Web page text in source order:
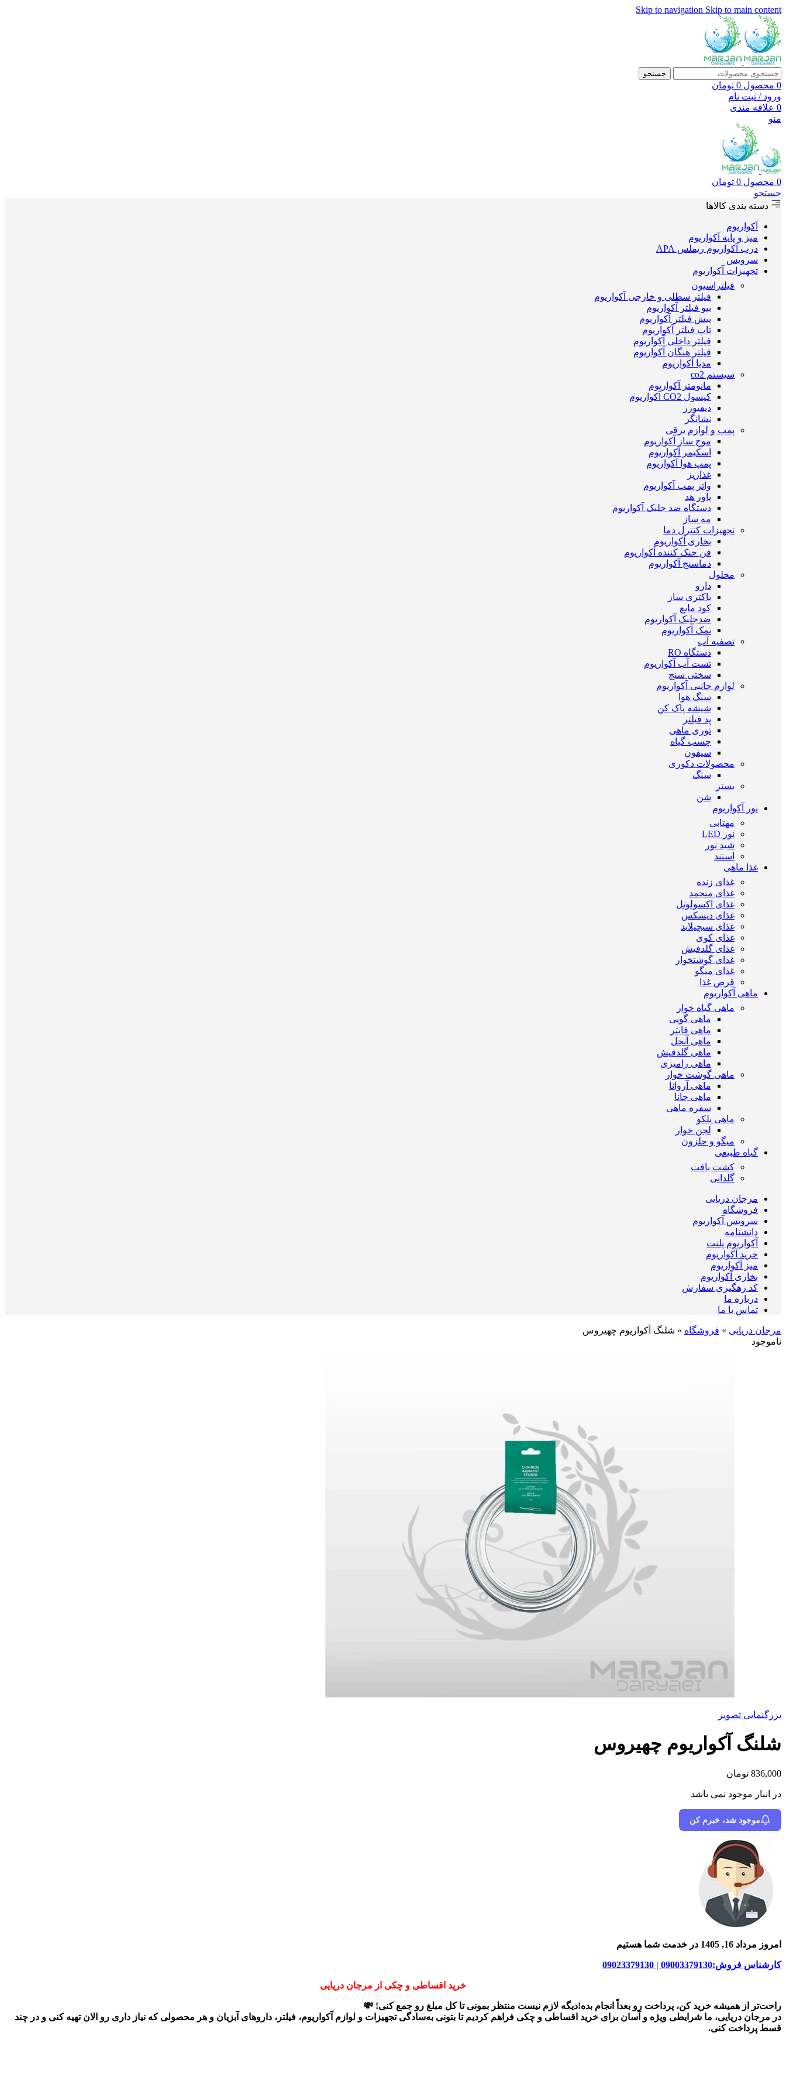
Skip to navigation Skip to main content
جستجو
0 محصول 0 تومان
ورود / ثبت نام
0 علاقه مندی
منو
0 محصول 0 تومان
جستجو
دسته بندی کالاها
آکواریوم
میز و پایه آکواریوم
درب آکواریوم ریملس APA
سرویس
تجهیزات آکواریوم
فیلتراسیون
فیلتر سطلی و خارجی آکواریوم
بیو فیلتر آکواریوم
پیش فیلتر آکواریوم
تاپ فیلتر آکواریوم
فیلتر داخلی آکواریوم
فیلتر هنگان آکواریوم
مدیا آکواریوم
سیستم co2
مانومتر آکواریوم
کپسول CO2 آکواریوم
دیفیوزر
نشانگر
پمپ و لوازم برقی
موج ساز آکواریوم
اسکیمر آکواریوم
پمپ هوا آکواریوم
غذاریز
واتر پمپ آکواریوم
پاور هد
دستگاه ضد جلبک آکواریوم
مه ساز
تجهیزات کنترل دما
بخاری آکواریوم
فن خنک کننده آکواریوم
دماسنج آکواریوم
محلول
دارو
باکتری ساز
کود مایع
ضدجلبک آکواریوم
نمک آکواریوم
تصفیه آب
دستگاه RO
تست آب آکواریوم
سختی سنج
لوازم جانبی آکواریوم
سنگ هوا
شیشه پاک کن
پد فیلتر
توری ماهی
چسب گیاه
سیفون
محصولات دکوری
سنگ
بستر
شن
نور آکواریوم
مهتابی
نور LED
شید نور
استند
غذا ماهی
غذای زنده
غذای منجمد
غذای اکسولوتل
غذای دیسکس
غذای سیچیلاید
غذای کوی
غذای گلدفیش
غذای گوشتخوار
غذای میگو
قرص غذا
ماهی آکواریوم
ماهی گیاه خوار
ماهی گوپی
ماهی فایتر
ماهی آنجل
ماهی گلدفیش
ماهی رامیزی
ماهی گوشت خوار
ماهی آروانا
ماهی چانا
سفره ماهی
ماهی پلکو
لجن خوار
میگو و حلزون
گیاه طبیعی
کشت بافت
گلدانی
مرجان دریایی
فروشگاه
سرویس آکواریوم
دانشنامه
آکواریوم پلنت
خرید آکواریوم
میز آکواریوم
بخاری آکواریوم
کد رهگیری سفارش
درباره ما
تماس با ما
مرجان دریایی » فروشگاه » شلنگ آکواریوم چهیروس
ناموجود
بزرگنمایی تصویر
شلنگ آکواریوم چهیروس
836,000 تومان
در انبار موجود نمی باشد
موجود شد، خبرم کن
امروز مرداد 16, 1405 در خدمت شما هستیم
کارشناس فروش:09003379130 | 09023379130
خرید اقساطی و چکی از مرجان دریایی
راحت‌تر از همیشه خرید کن، پرداخت رو بعداً انجام بده!دیگه لازم نیست منتظر بمونی تا کل مبلغ رو جمع کنی! 💸
در مرجان دریایی، ما شرایطی ویژه و آسان برای خرید اقساطی و چکی فراهم کردیم تا بتونی به‌سادگی تجهیزات و لوازم آکواریوم، فیلتر، داروهای آبزیان و هر محصولی که نیاز داری رو الان تهیه کنی و در چند
قسط پرداخت کنی.